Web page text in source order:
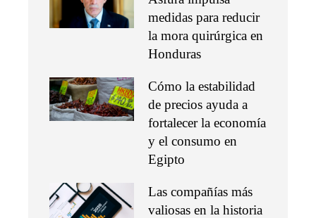
medidas para reducir
la mora quirúrgica en
Honduras
Cómo la estabilidad
de precios ayuda a
fortalecer la economía
y el consumo en
Egipto
Las compañías más
valiosas en la historia